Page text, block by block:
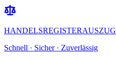
HANDELSREGISTERAUSZUG
Schnell · Sicher · Zuverlässig